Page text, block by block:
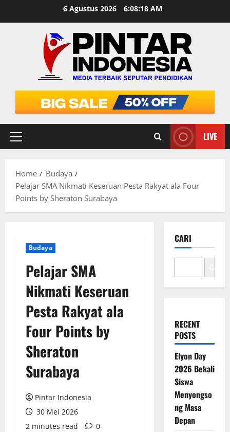
6 Agustus 2026 6:08:19 AM
Primary
LIVE
Home
Budaya
Pelajar SMA Nikmati Keseruan Pesta Rakyat ala Four
Points by Sheraton Surabaya
Budaya
Pelajar SMA
Nikmati Keseruan
Pesta Rakyat ala
Four Points by
Sheraton
Surabaya
Pintar Indonesia
30 Mei 2026
2 minutes read
0
CARI
Cari
RECENT
POSTS
Elyon Day
2026 Bekali
Siswa
Menyongso
ng Masa
Depan